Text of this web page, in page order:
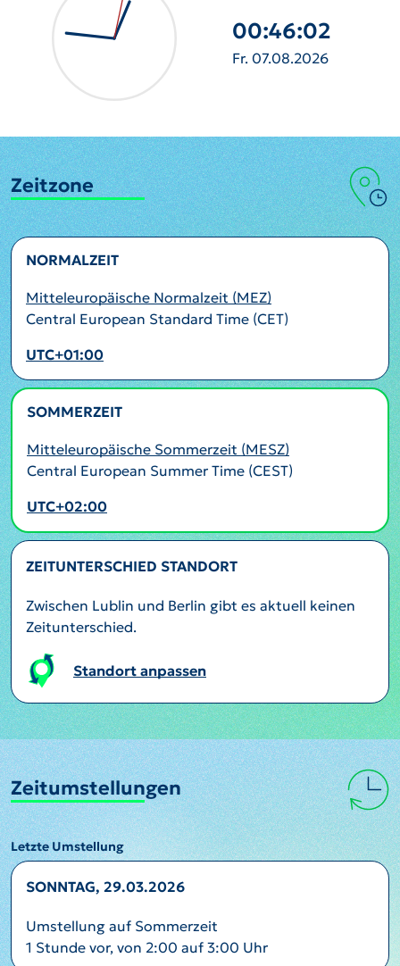
00:46:03
Fr. 07.08.2026
Zeitzone
NORMALZEIT
Mitteleuropäische Normalzeit (MEZ)
Central European Standard Time (CET)
UTC+01:00
SOMMERZEIT
Mitteleuropäische Sommerzeit (MESZ)
Central European Summer Time (CEST)
UTC+02:00
ZEITUNTERSCHIED STANDORT
Zwischen Lublin und Berlin gibt es aktuell keinen
Zeitunterschied.
Standort anpassen
Zeitumstellungen
Letzte Umstellung
SONNTAG, 29.03.2026
Umstellung auf Sommerzeit
1 Stunde vor, von 2:00 auf 3:00 Uhr